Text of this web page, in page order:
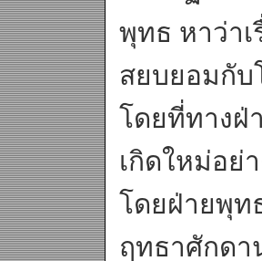
พุทธ หาว่าเ
สยบยอมกั
โดยที่ทางฝ่
เกิดใหม่อย่
โดยฝ่ายพุท
ฤทธาศักดา